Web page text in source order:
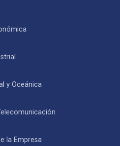
y Oceánica
la Empresa